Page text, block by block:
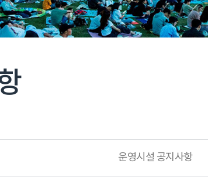
운영시설 공지사항